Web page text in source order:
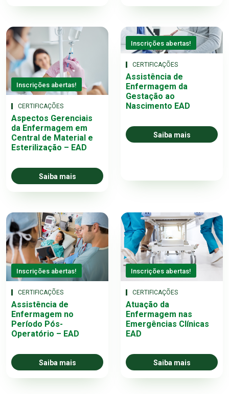
Inscrições abertas!
CERTIFICAÇÕES
Aspectos Gerenciais
da Enfermagem em
Central de Material e
Esterilização – EAD
Saiba mais
Inscrições abertas!
CERTIFICAÇÕES
Assistência de
Enfermagem da
Gestação ao
Nascimento EAD
Saiba mais
Inscrições abertas!
CERTIFICAÇÕES
Assistência de
Enfermagem no
Período Pós-
Operatório – EAD
Saiba mais
Inscrições abertas!
CERTIFICAÇÕES
Atuação da
Enfermagem nas
Emergências Clínicas
EAD
Saiba mais